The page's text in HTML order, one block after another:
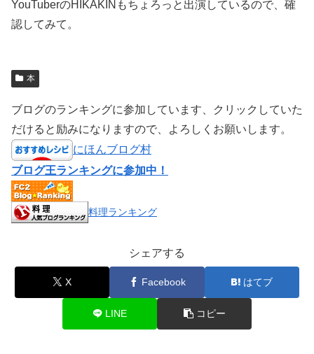
YouTuberのHIKAKINもちょろっと出演しているので、確
認してみて。
本
ブログのランキングに参加しています、クリックしていた
だけると励みになりますので、よろしくお願いします。
にほんブログ村
ブログ王ランキングに参加中！
料理ランキング
シェアする
X Facebook はてブ
LINE コピー